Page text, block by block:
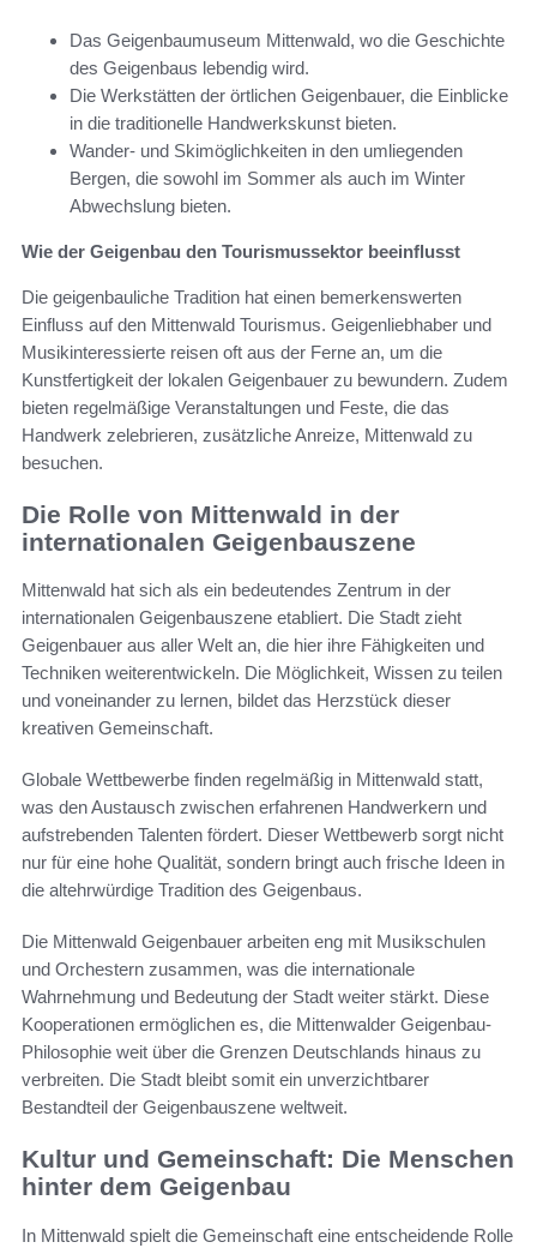
Das Geigenbaumuseum Mittenwald, wo die Geschichte
des Geigenbaus lebendig wird.
Die Werkstätten der örtlichen Geigenbauer, die Einblicke
in die traditionelle Handwerkskunst bieten.
Wander- und Skimöglichkeiten in den umliegenden
Bergen, die sowohl im Sommer als auch im Winter
Abwechslung bieten.
Wie der Geigenbau den Tourismussektor beeinflusst
Die geigenbauliche Tradition hat einen bemerkenswerten
Einfluss auf den Mittenwald Tourismus. Geigenliebhaber und
Musikinteressierte reisen oft aus der Ferne an, um die
Kunstfertigkeit der lokalen Geigenbauer zu bewundern. Zudem
bieten regelmäßige Veranstaltungen und Feste, die das
Handwerk zelebrieren, zusätzliche Anreize, Mittenwald zu
besuchen.
Die Rolle von Mittenwald in der
internationalen Geigenbauszene
Mittenwald hat sich als ein bedeutendes Zentrum in der
internationalen Geigenbauszene etabliert. Die Stadt zieht
Geigenbauer aus aller Welt an, die hier ihre Fähigkeiten und
Techniken weiterentwickeln. Die Möglichkeit, Wissen zu teilen
und voneinander zu lernen, bildet das Herzstück dieser
kreativen Gemeinschaft.
Globale Wettbewerbe finden regelmäßig in Mittenwald statt,
was den Austausch zwischen erfahrenen Handwerkern und
aufstrebenden Talenten fördert. Dieser Wettbewerb sorgt nicht
nur für eine hohe Qualität, sondern bringt auch frische Ideen in
die altehrwürdige Tradition des Geigenbaus.
Die Mittenwald Geigenbauer arbeiten eng mit Musikschulen
und Orchestern zusammen, was die internationale
Wahrnehmung und Bedeutung der Stadt weiter stärkt. Diese
Kooperationen ermöglichen es, die Mittenwalder Geigenbau-
Philosophie weit über die Grenzen Deutschlands hinaus zu
verbreiten. Die Stadt bleibt somit ein unverzichtbarer
Bestandteil der Geigenbauszene weltweit.
Kultur und Gemeinschaft: Die Menschen
hinter dem Geigenbau
In Mittenwald spielt die Gemeinschaft eine entscheidende Rolle